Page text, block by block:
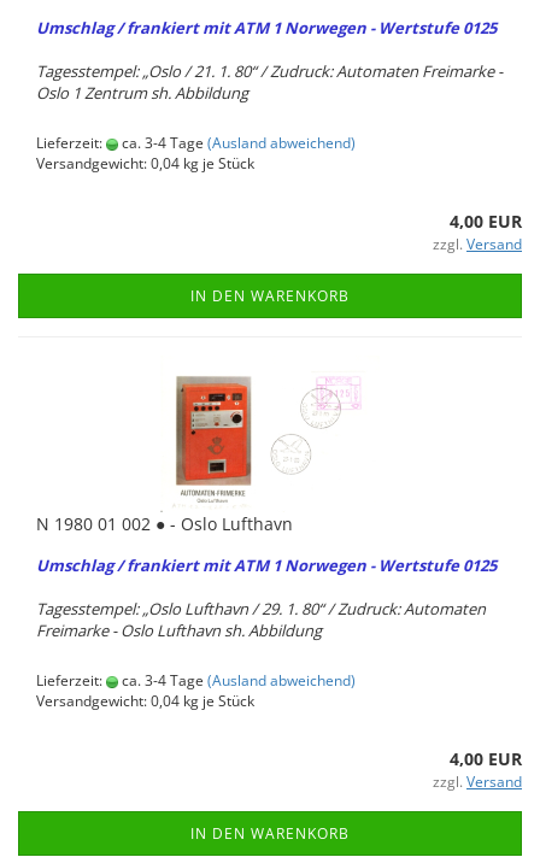
Um­schlag / fran­kiert mit ATM 1 Nor­we­gen - Wert­stu­fe 0125
Ta­ges­stem­pel: „Oslo / 21. 1. 80“ / Zu­druck: Au­to­ma­ten Frei­mar­ke -
Oslo 1 Zen­trum sh. Ab­bil­dung
Lieferzeit: ca. 3-4 Tage (Ausland abweichend)
Versandgewicht:0,04 kg je Stück
4,00 EUR
zzgl. Versand
IN DEN WARENKORB
N 1980 01 002 ● - Oslo Luft­havn
Um­schlag / fran­kiert mit ATM 1 Nor­we­gen - Wert­stu­fe 0125
Ta­ges­stem­pel: „Oslo Luft­havn / 29. 1. 80“ / Zu­druck: Au­to­ma­ten
Frei­mar­ke - Oslo Luft­havn sh. Ab­bil­dung
Lieferzeit: ca. 3-4 Tage (Ausland abweichend)
Versandgewicht:0,04 kg je Stück
4,00 EUR
zzgl. Versand
IN DEN WARENKORB